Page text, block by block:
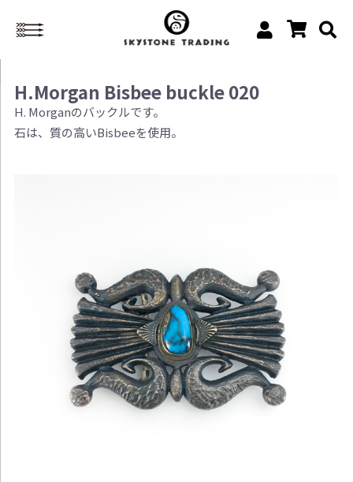
H.Morgan Bisbee buckle 020
H. Morganのバックルです。
石は、質の高いBisbeeを使用。